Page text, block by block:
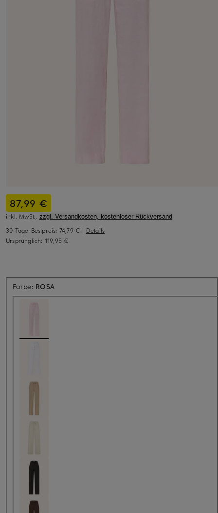
87,99 €
inkl. MwSt., zzgl. Versandkosten, kostenloser Rückversand
30-Tage-Bestpreis: 74,79 € | Details
Ursprünglich: 119,95 €
Farbe: ROSA